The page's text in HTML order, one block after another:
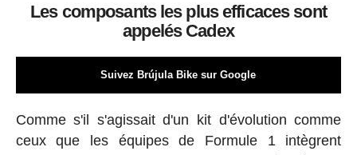
Les composants les plus efficaces sont
appelés Cadex
Suivez Brújula Bike sur Google
Comme s'il s'agissait d'un kit d'évolution comme
ceux que les équipes de Formule 1 intègrent